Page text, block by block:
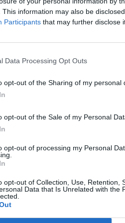
This information may also be
Participants that may further disclose
Data Processing Opt Outs
opt-out of the Sharing of my personal
opt-out of the Sale of my Personal
opt-out of processing my Personal
opt-out of Collection, Use, Retention,
Data that Is Unrelated with the
felel a meghatározott
- emeli ki az
visszafizetése mögé! (3.)A
portfolio.hu hírarchívumához
cikkarchívum
elmúlt 2 év napon belüli
Előfizetés